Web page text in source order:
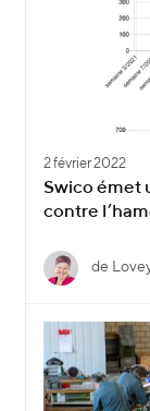
2 février 2022
Swico émet
contre
de